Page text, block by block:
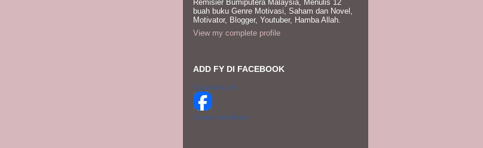
Remisier Bumiputera Malaysia, Menulis 12
buah buku Genre Motivasi, Saham dan Novel,
Motivator, Blogger, Youtuber, Hamba Allah.
View my complete profile
ADD FY DI FACEBOOK
Faizal Yusup II
Create your badge